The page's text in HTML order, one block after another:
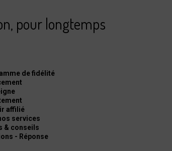
pour longtemps
de fidélité
affilié
services
& conseils
- Réponse